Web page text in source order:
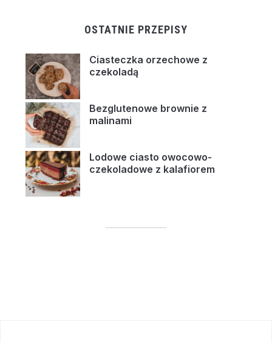
OSTATNIE PRZEPISY
Ciasteczka orzechowe z
czekoladą
Bezglutenowe brownie z
malinami
Lodowe ciasto owocowo-
czekoladowe z kalafiorem